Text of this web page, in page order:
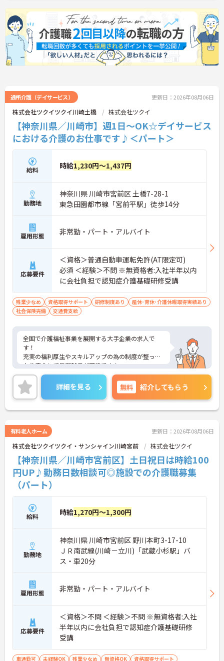
通所介護（デイサービス） 更新日：2026年08月06日
株式会社ツクイツクイ川崎土橋 株式会社ツクイ
【神奈川県／川崎市】週1日～OK☆デイサービス
における介護のお仕事です♪＜パート＞
給料 時給1,230円～1,437円
勤務地
神奈川県 川崎市宮前区 土橋7-28-1
東急田園都市線「宮前平駅」徒歩14分
雇用形態 非常勤・パート・アルバイト
応募要件
＜資格＞普通自動車運転免許(AT限定可)
必須 ＜経験＞不問 ※無資格者:入社半年以内
に会社負担で認知症介護基礎研修受講
残業少なめ 資格取得サポート 研修制度あり
産休･育休･介護休暇取得実績あり
社会保険完備
交通費支給
全国で介護福祉事業を展開する大手企業の求人で
す！
充実の福利厚生やスキルアップの為の制度が整って
おり安心して長期就業が可能です！
ご興味ある方には、面接のポイントなど、さらに詳
細をお話致しますのでお気軽にご相談ください。
詳細を見る 無料 紹介してもらう
有料老人ホーム 更新日：2026年08月06日
株式会社ツクイツクイ・サンシャイン川崎宮前 株式会社ツクイ
【神奈川県／川崎市宮前区】土日祝日は時給100
円UP♪勤務日数相談可◎施設での介護職募集
（パート）
給料 時給1,270円～1,300円
勤務地
神奈川県 川崎市宮前区 野川本町3-17-10
ＪＲ南武線(川崎－立川)「武蔵小杉駅」バ
ス・車20分
雇用形態 非常勤・パート・アルバイト
応募要件
＜資格＞不問 ＜経験＞不問 ※無資格者:入社
半年以内に会社負担で認知症介護基礎研修
受講
車通勤可 未経験OK 残業少なめ 無資格OK
資格取得サポート